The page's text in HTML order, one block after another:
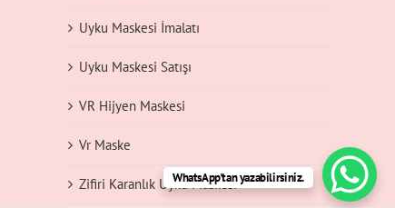
Uyku Maskesi İmalatı
Uyku Maskesi Satışı
VR Hijyen Maskesi
Vr Maske
Zifiri Karanlık Uyku MaskesiWhatsApp'tan yazabilirsiniz.